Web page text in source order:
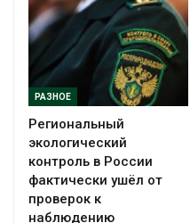
РАЗНОЕ
Региональный
экологический
контроль в России
фактически ушёл от
проверок к
наблюдению